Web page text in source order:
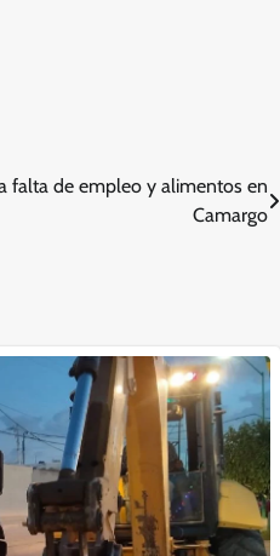
falta de empleo y alimentos en
Camargo